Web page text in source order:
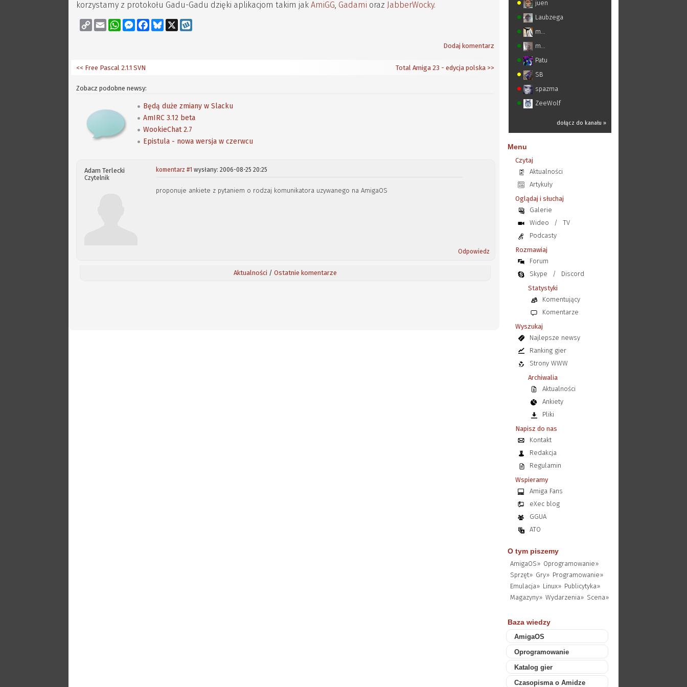
korzystamy z protokołu Gadu-Gadu dzięki aplikacjom takim jakAmiGG, Gadami oraz JabberWocky.
Copy
Link
Email WhatsAppMessenger
FacebookBluesky
X
Dodaj komentarz
Total Amiga 23 - edycja polska>>
<< Free Pascal 2.1.1 SVN
Zobacz podobne newsy:
Będą duże zmiany w Slacku
AmIRC 3.12 beta
WookieChat 2.7
Epistula - nowa wersja w czerwcu
Adam Terlecki
Czytelnik
komentarz #1 wysłany: 2006-08-25 20:25
proponuje ankiete z pytaniem o rodzaj komunikatora uzywanego na AmigaOS
Odpowiedz
Aktualności / Ostatnie komentarze
juen
Laubzega
m...
m...
Patu
SB
spazma
ZeeWolf
dołącz do kanału »
Menu
Czytaj
Aktualności
Artykuły
Oglądaj i słuchaj
Galerie
Wideo
/
TV
Podcasty
Rozmawiaj
Forum
Skype
/
Discord
Statystyki
Komentujący
Komentarze
Wyszukaj
Najlepsze newsy
Ranking gier
Strony WWW
Archiwalia
Aktualności
Ankiety
Pliki
Napisz do nas
Kontakt
Redakcja
Regulamin
Wspieramy
Amiga Fans
eXec blog
GGUA
ATO
O tym piszemy
AmigaOS» Oprogramowanie»
Sprzęt» Gry» Programowanie»
Emulacja» Linux» Publicytyka»
Magazyny» Wydarzenia» Scena»
Baza wiedzy
AmigaOS
Oprogramowanie
Katalog gier
Czasopisma o Amidze